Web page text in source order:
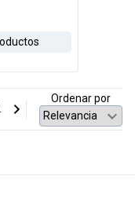
Ordenar por